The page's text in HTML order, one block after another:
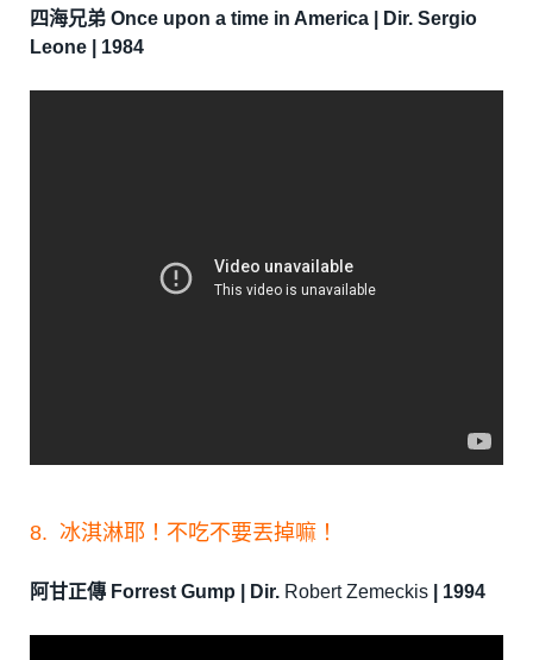
四海兄弟 Once upon a time in America | Dir. Sergio
Leone | 1984
8. 冰淇淋耶！不吃不要丟掉嘛！
阿甘正傳 Forrest Gump | Dir. Robert Zemeckis | 1994